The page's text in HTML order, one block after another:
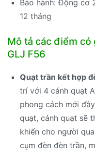
Bảo hành: Động cơ
12 tháng
Mô tả các điểm có
GLJ F56
Quạt trần kết hợp
trí với 4 cánh quạt
phong cách mới
quạt, cánh quạt sẽ
khiến cho người
cụm đèn đèn trần,